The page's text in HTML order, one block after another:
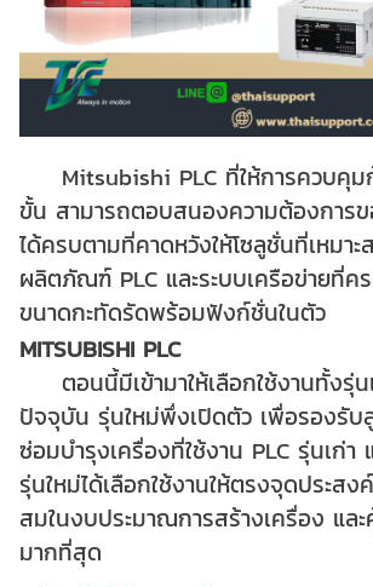
Mitsubishi PLC ที่ให้การควบคุม
ขั้น สามารถตอบสนองความต้องการ
ได้ครบตามที่คาดหวังให้โซลูชั่นที่เหมา
ผลิตภัณฑ์ PLC และระบบเครือข่ายที่
ขนาดกะทัดรัดพร้อมฟังก์ชั่นในตัว
MITSUBISHI PLC
ตอนนี้มีเข้ามาให้เลือกใช้งานทั้งรุ่น
ปัจจุบัน รุ่นใหม่พึ่งเปิดตัว เพื่อรองรับ
ซ่อมบำรุงเครื่องที่ใช้งาน PLC รุ่นเก่า
รุ่นใหม่ได้เลือกใช้งานให้ตรงจุดประสง
สมในงบประมาณการสร้างเครื่อง แล
มากที่สุด